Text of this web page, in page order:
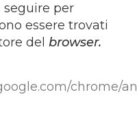
per
essere trovati
delbrowser.
chrome/